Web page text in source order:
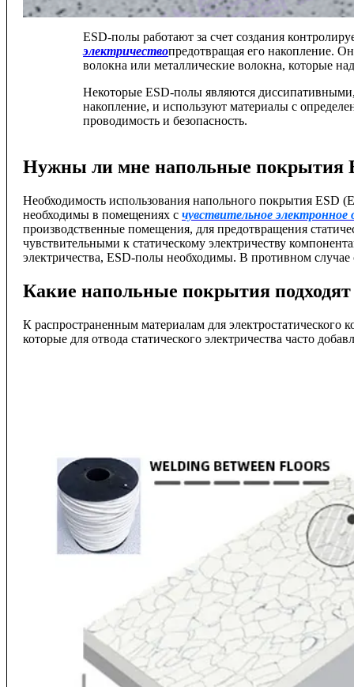
ESD-полы работают за счет создания
электричествопредотвращая его накопление.
волокна или металлические волокна, которые
Некоторые ESD-полы являются
накопление, и используют материалы с
проводимость и безопасность.
Нужны ли мне напольные покрытия
Необходимость использования напольного покрытия ESD
необходимы в помещениях с чувствительное электронное
производственные помещения, для предотвращения
чувствительными к статическому электричеству
электричества, ESD-полы необходимы. В противном случае
Какие напольные покрытия
К распространенным материалам для
которые для отвода статического электричества часто